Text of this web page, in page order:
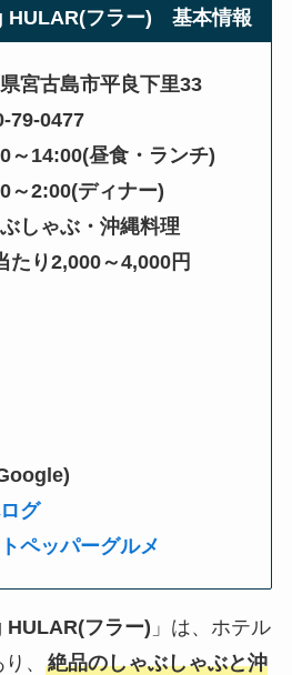
フラー) 基本情報
古島市平良下里33
0477
14:00(昼食・ランチ)
～2:00(ディナー)
しゃぶ・沖縄料理
2,000～4,000円
グ
ペッパーグルメ
フラー) 」は、ホテル
、
絶品のしゃぶしゃぶと沖